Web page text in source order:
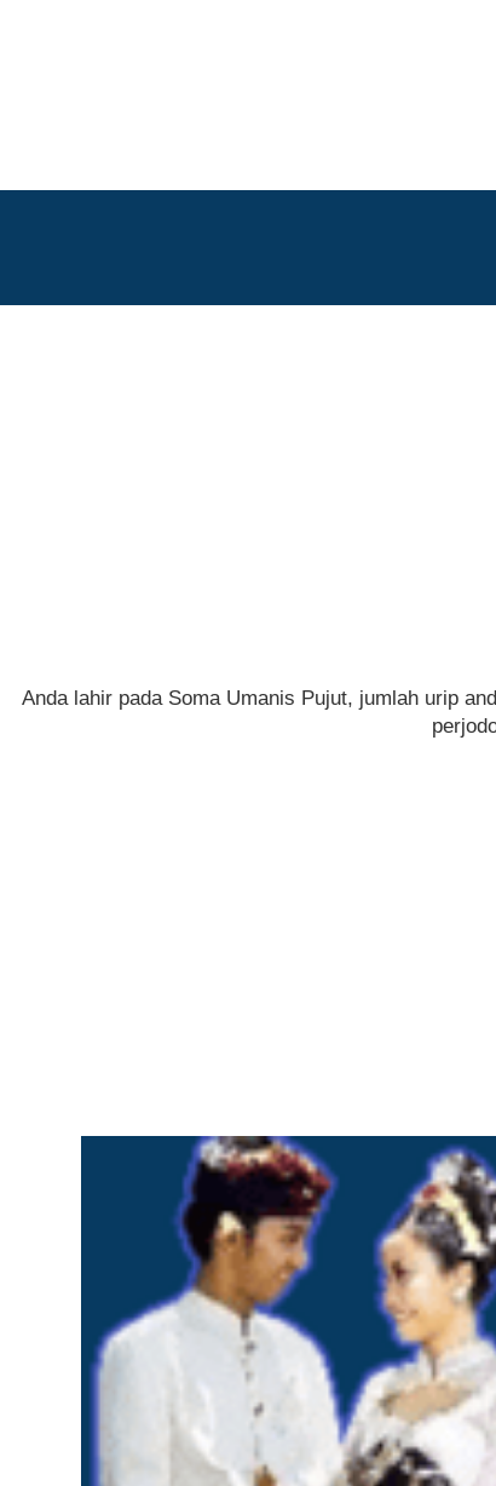
Anda lahir pada Soma Umanis Pujut, jumlah urip